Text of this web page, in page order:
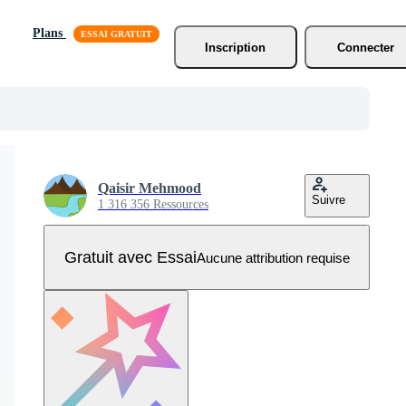
Plans
Inscription
Connecter
Qaisir Mehmood
1 316 356 Ressources Suivre
Gratuit avec EssaiAucune attribution requise